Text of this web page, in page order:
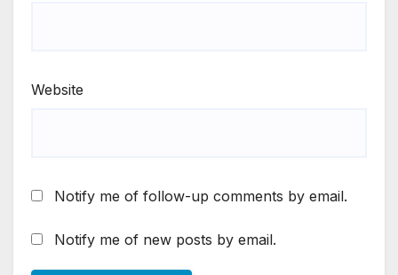
Website
Notify me of follow-up comments by email.
Notify me of new posts by email.